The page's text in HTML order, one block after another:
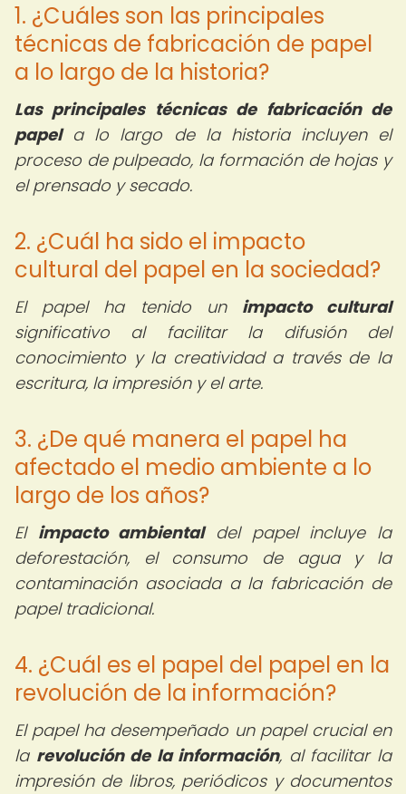
1. ¿Cuáles son las principales
técnicas de fabricación de papel
a lo largo de la historia?
Las principales técnicas de fabricación de
papela lo largo de la historia incluyen el
proceso de pulpeado, la formación de hojas y
el prensado y secado.
2. ¿Cuál ha sido el impacto
cultural del papel en la sociedad?
El papel ha tenido un impacto cultural
significativo al facilitar la difusión del
conocimiento y la creatividad a través de la
escritura, la impresión y el arte.
3. ¿De qué manera el papel ha
afectado el medio ambiente a lo
largo de los años?
El impacto ambientaldel papel incluye la
deforestación, el consumo de agua y la
contaminación asociada a la fabricación de
papel tradicional.
4. ¿Cuál es el papel del papel en la
revolución de la información?
El papel ha desempeñado un papel crucial en
la revolución de la información, al facilitar la
impresión de libros, periódicos y documentos